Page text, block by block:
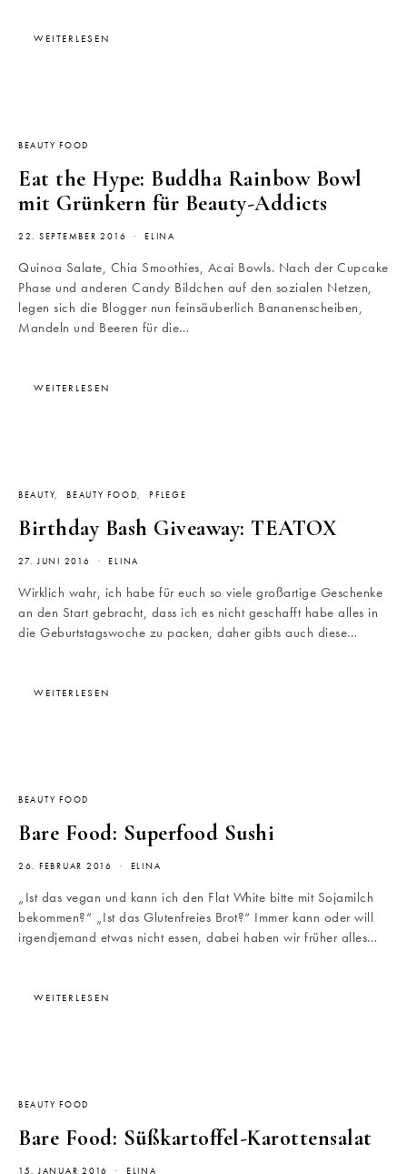
WEITERLESEN
BEAUTY FOOD
Eat the Hype: Buddha Rainbow Bowl
mit Grünkern für Beauty-Addicts
22. SEPTEMBER 2016 ELINA
Quinoa Salate, Chia Smoothies, Acai Bowls. Nach der Cupcake
Phase und anderen Candy Bildchen auf den sozialen Netzen,
legen sich die Blogger nun feinsäuberlich Bananenscheiben,
Mandeln und Beeren für die…
WEITERLESEN
BEAUTY BEAUTY FOOD PFLEGE
Birthday Bash Giveaway: TEATOX
27. JUNI 2016 ELINA
Wirklich wahr, ich habe für euch so viele großartige Geschenke
an den Start gebracht, dass ich es nicht geschafft habe alles in
die Geburtstagswoche zu packen, daher gibts auch diese…
WEITERLESEN
BEAUTY FOOD
Bare Food: Superfood Sushi
26. FEBRUAR 2016 ELINA
„Ist das vegan und kann ich den Flat White bitte mit Sojamilch
bekommen?“ „Ist das Glutenfreies Brot?“ Immer kann oder will
irgendjemand etwas nicht essen, dabei haben wir früher alles…
WEITERLESEN
BEAUTY FOOD
Bare Food: Süßkartoffel-Karottensalat
15. JANUAR 2016 ELINA